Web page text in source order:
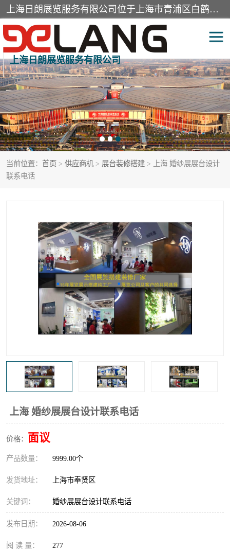
上海日朗展览服务有限公司位于上海市青浦区白鹤镇，营业范围有展览展示会务服务，室内装饰设计及施工，展示道具设计制作，舞台设计，图文设计，灯箱制作，园林绿化工程，广告装潢材料，建筑材料，办公用品，工艺礼品日用百货销售。
上海日朗展览服务有限公司
当前位置： 首页 > 供应商机 > 展台装修搭建 > 上海 婚纱展展台设计
联系电话
上海 婚纱展展台设计联系电话
价格： 面议
产品数量： 9999.00个
发货地址： 上海市奉贤区
关键词： 婚纱展展台设计联系电话
发布日期： 2026-08-06
阅 读 量： 277
展台装修搭建 活动会议执行
展厅装修 专柜制作
展会装修设计 展会搭建
活动策划 展会服务